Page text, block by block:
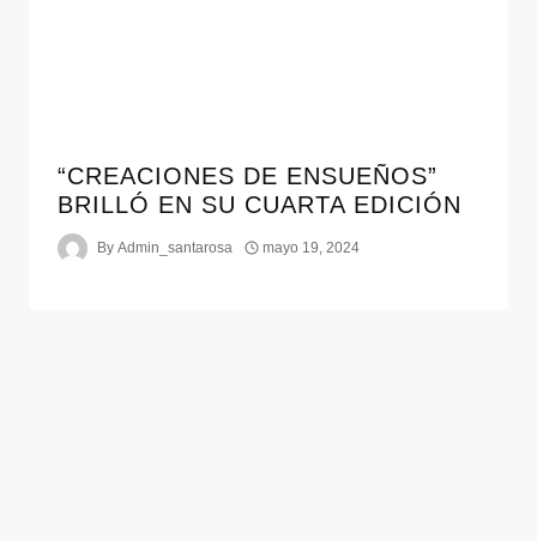
“CREACIONES DE ENSUEÑOS”
BRILLÓ EN SU CUARTA EDICIÓN
By Admin_santarosa mayo 19, 2024